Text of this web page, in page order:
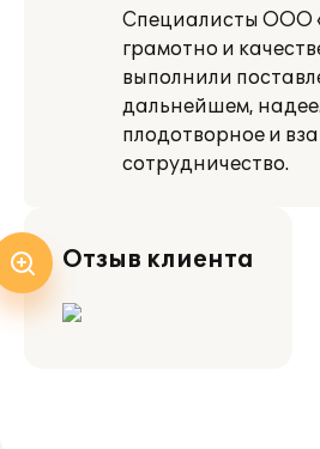
Специалисты ООО
грамотно и
выполнили
дальнейшем,
плодотворное и
сотрудничество.
Отзыв клиента